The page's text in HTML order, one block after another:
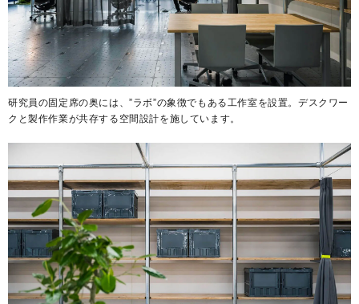
研究員の固定席の奥には、”ラボ”の象徴でもある工作室を設置。デスクワー
クと製作作業が共存する空間設計を施しています。